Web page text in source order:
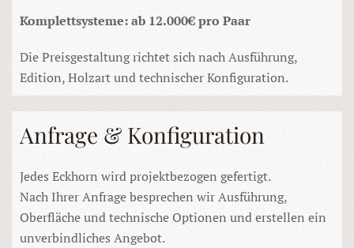
Komplettsysteme: ab 12.000€ pro Paar
Die Preisgestaltung richtet sich nach Ausführung,
Edition, Holzart und technischer Konfiguration.
Anfrage & Konfiguration
Jedes Eckhorn wird projektbezogen gefertigt.
Nach Ihrer Anfrage besprechen wir Ausführung,
Oberfläche und technische Optionen und erstellen ein
unverbindliches Angebot.